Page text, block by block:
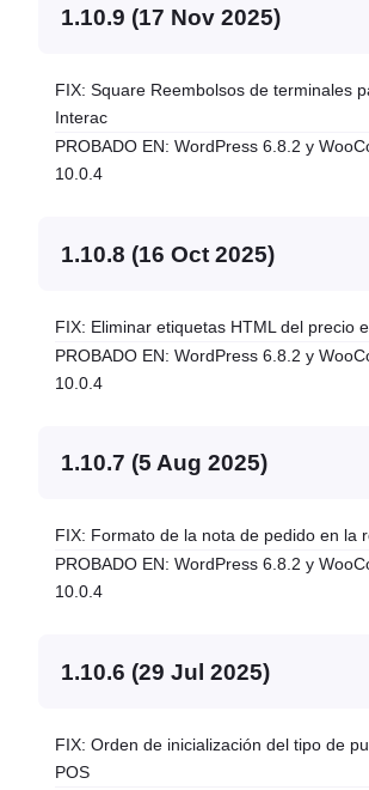
1.10.9 (17 Nov 2025)
FIX: Square Reembolsos de terminales
Interac
PROBADO EN: WordPress 6.8.2 y
10.0.4
1.10.8 (16 Oct 2025)
FIX: Eliminar etiquetas HTML del precio
PROBADO EN: WordPress 6.8.2 y
10.0.4
1.10.7 (5 Aug 2025)
FIX: Formato de la nota de pedido en la
PROBADO EN: WordPress 6.8.2 y
10.0.4
1.10.6 (29 Jul 2025)
FIX: Orden de inicialización del tipo de
POS